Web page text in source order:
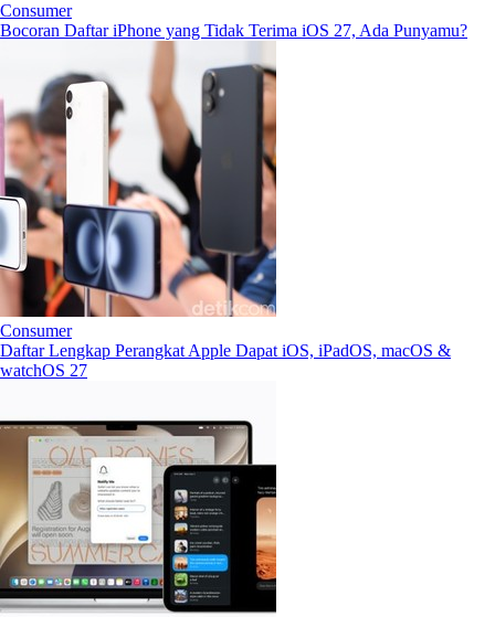
Consumer
Bocoran Daftar iPhone yang Tidak Terima iOS 27, Ada Punyamu?
Consumer
Daftar Lengkap Perangkat Apple Dapat iOS, iPadOS, macOS &
watchOS 27